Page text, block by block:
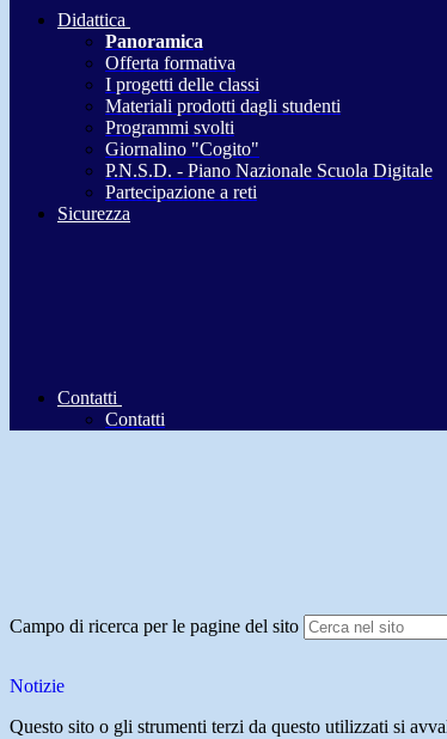
Didattica
Panoramica
Offerta formativa
I progetti delle classi
Materiali prodotti dagli studenti
Programmi svolti
Giornalino "Cogito"
P.N.S.D. - Piano Nazionale Scuola Digitale
Partecipazione a reti
Sicurezza
Contatti
Contatti
Campo di ricerca per le pagine del sito
Notizie
Questo sito o gli strumenti terzi da questo utilizzati si